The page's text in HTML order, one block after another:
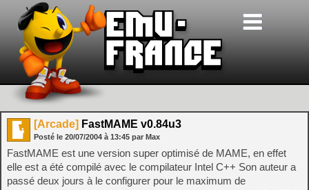
[Arcade] FastMAME v0.84u3
Posté le 20/07/2004 à 13:45 par Max
FastMAME est une version super optimisé de MAME, en effet
elle est a été compilé avec le compilateur Intel C++ Son auteur a
passé deux jours à le configurer pour le maximum de